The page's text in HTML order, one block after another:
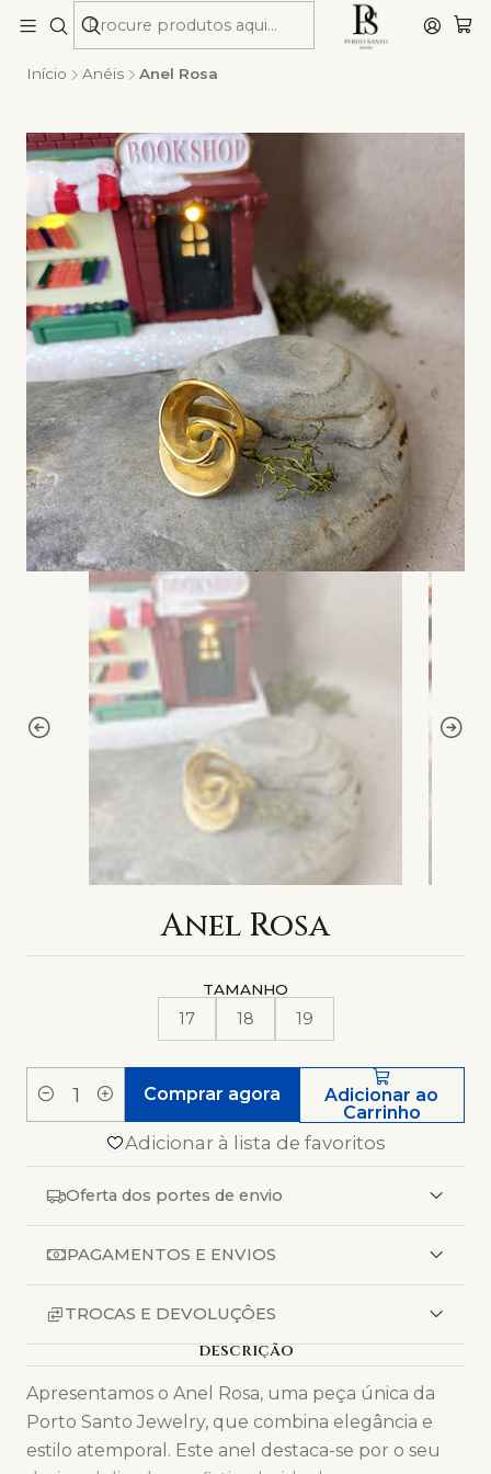
Início Anéis Anel Rosa
Anel Rosa
TAMANHO
17 18 19
Quantidade
Adicionar ao
Carrinho
Comprar agora
Adicionar à lista de favoritos
Oferta dos portes de envio
PAGAMENTOS E ENVIOS
TROCAS E DEVOLUÇÔES
DESCRIÇÃO
Apresentamos o Anel Rosa, uma peça única da
Porto Santo Jewelry, que combina elegância e
estilo atemporal. Este anel destaca-se por o seu